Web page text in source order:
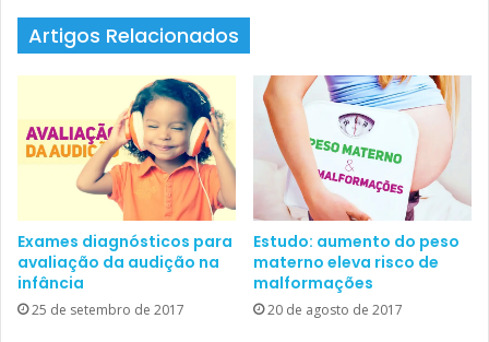
Artigos Relacionados
Exames diagnósticos para
avaliação da audição na
infância
25 de setembro de 2017
Estudo: aumento do peso
materno eleva risco de
malformações
20 de agosto de 2017